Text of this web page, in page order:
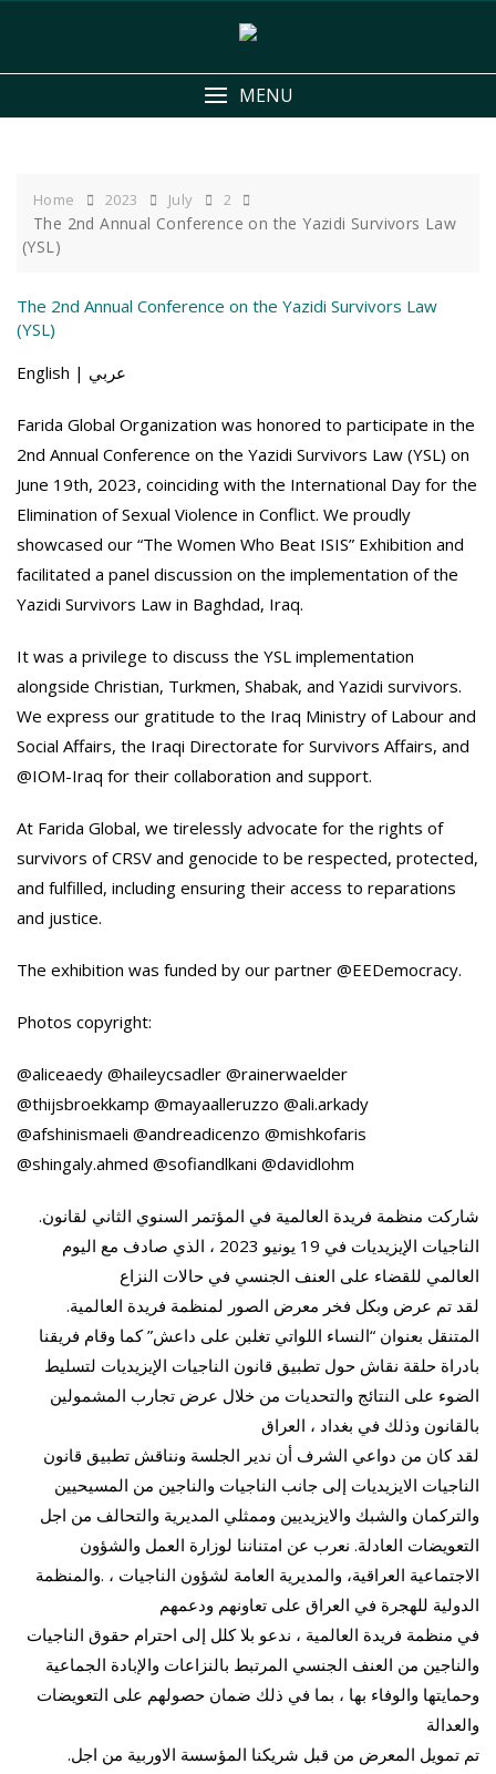
MENU
Home 2023 July 2
The 2nd Annual Conference on the Yazidi Survivors Law
(YSL)
The 2nd Annual Conference on the Yazidi Survivors Law
(YSL)
English | عربي
Farida Global Organization was honored to participate in the
2nd Annual Conference on the Yazidi Survivors Law (YSL) on
June 19th, 2023, coinciding with the International Day for the
Elimination of Sexual Violence in Conflict. We proudly
showcased our “The Women Who Beat ISIS” Exhibition and
facilitated a panel discussion on the implementation of the
Yazidi Survivors Law in Baghdad, Iraq.
It was a privilege to discuss the YSL implementation
alongside Christian, Turkmen, Shabak, and Yazidi survivors.
We express our gratitude to the Iraq Ministry of Labour and
Social Affairs, the Iraqi Directorate for Survivors Affairs, and
@IOM-Iraq for their collaboration and support.
At Farida Global, we tirelessly advocate for the rights of
survivors of CRSV and genocide to be respected, protected,
and fulfilled, including ensuring their access to reparations
and justice.
The exhibition was funded by our partner @EEDemocracy.
Photos copyright:
@aliceaedy @haileycsadler @rainerwaelder
@thijsbroekkamp @mayaalleruzzo @ali.arkady
@afshinismaeli @andreadicenzo @mishkofaris
@shingaly.ahmed @sofiandlkani @davidlohm
.شاركت منظمة فريدة العالمية في المؤتمر السنوي الثاني لقانون
الناجيات الإيزيديات في 19 يونيو 2023 ، الذي صادف مع اليوم
العالمي للقضاء على العنف الجنسي في حالات النزاع
.لقد تم عرض وبكل فخر معرض الصور لمنظمة فريدة العالمية
المتنقل بعنوان “النساء اللواتي تغلبن على داعش” كما وقام فريقنا
بادراة حلقة نقاش حول تطبيق قانون الناجيات الإيزيديات لتسليط
الضوء على النتائج والتحديات من خلال عرض تجارب المشمولين
بالقانون وذلك في بغداد ، العراق
لقد كان من دواعي الشرف أن ندير الجلسة ونناقش تطبيق قانون
الناجيات الايزيديات إلى جانب الناجيات والناجين من المسيحيين
والتركمان والشبك والايزيديين وممثلي المديرية والتحالف من اجل
التعويضات العادلة. نعرب عن امتناننا لوزارة العمل والشؤون
الاجتماعية العراقية، والمديرية العامة لشؤون الناجيات ، .والمنظمة
الدولية للهجرة في العراق على تعاونهم ودعمهم
في منظمة فريدة العالمية ، ندعو بلا كلل إلى احترام حقوق الناجيات
والناجين من العنف الجنسي المرتبط بالنزاعات والإبادة الجماعية
وحمايتها والوفاء بها ، بما في ذلك ضمان حصولهم على التعويضات
والعدالة
.تم تمويل المعرض من قبل شريكنا المؤسسة الاوربية من اجل